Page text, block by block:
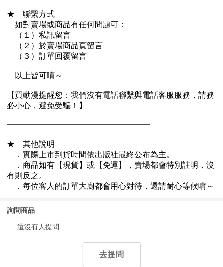
詢問商品
還沒有人提問
去提問